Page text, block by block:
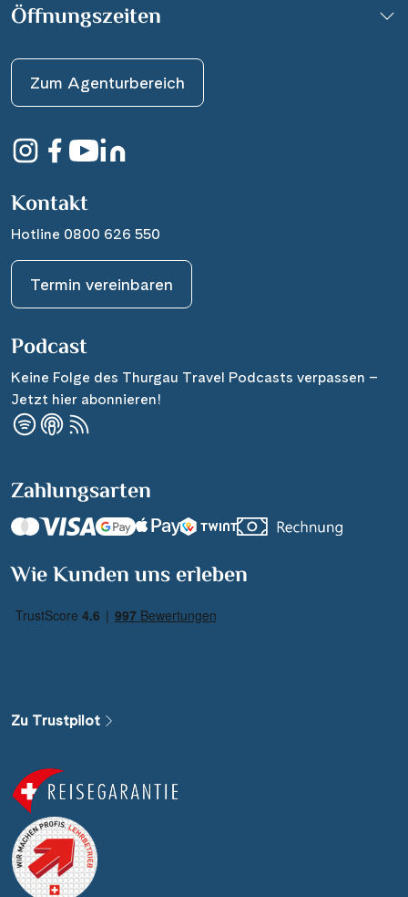
Öffnungszeiten
Zum Agenturbereich
Kontakt
Hotline 0800 626 550
Termin vereinbaren
Podcast
Keine Folge des Thurgau Travel Podcasts verpassen –
Jetzt hier abonnieren!
Zahlungsarten
Wie Kunden uns erleben
Zu Trustpilot